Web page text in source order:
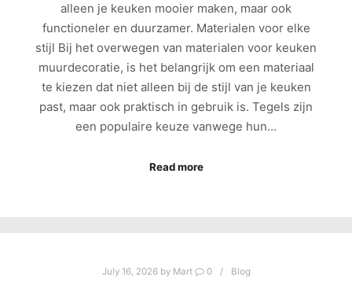
alleen je keuken mooier maken, maar ook
functioneler en duurzamer. Materialen voor elke
stijl Bij het overwegen van materialen voor keuken
muurdecoratie, is het belangrijk om een materiaal
te kiezen dat niet alleen bij de stijl van je keuken
past, maar ook praktisch in gebruik is. Tegels zijn
een populaire keuze vanwege hun…
Read more
July 16, 2026by Mart 0 Blog